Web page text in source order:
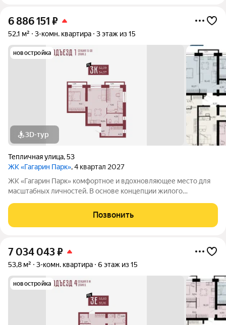
6 886 151 ₽
52,1 м² 3-комн. квартира 3 этаж из 15
новостройка
3D-тур
Тепличная улица,53
ЖК «Гагарин Парк», 4 квартал 2027
ЖК «Гагарин Парк» комфортное и вдохновляющее место для
масштабных личностей. В основе концепции жилого
великого летчика-космонавта и героя СССР. Жилой квартал
«Гагарин Парк» расположился в
Позвонить
7 034 043₽
53,8 м² 3-комн. квартира 6 этаж из 15
новостройка